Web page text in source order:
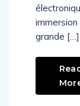
grande […]